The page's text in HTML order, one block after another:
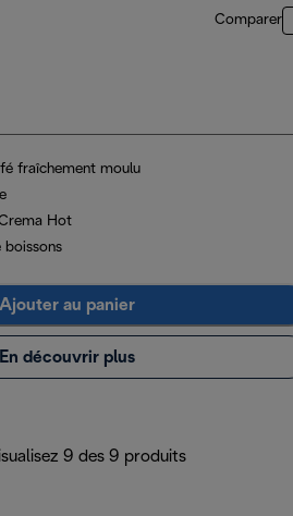
Comparer
fraîchement moulu
Hot
boissons
Ajouter au panier
En découvrir plus
9 des 9 produits